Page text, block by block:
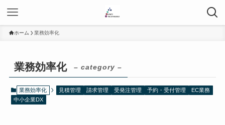
ホーム 業務効率化
業務効率化 – category –
業務効率化 見積管理 請求管理 受発注管理 予約・受付管理
EC業務
中小企業DX